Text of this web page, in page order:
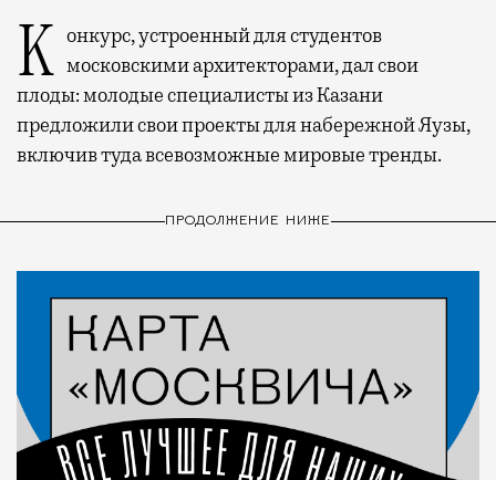
Конкурс, устроенный для студентов московскими архитекторами, дал свои
плоды: молодые специалисты из Казани
предложили свои проекты для набережной Яузы,
включив туда всевозможные мировые тренды.
ПРОДОЛЖЕНИЕ НИЖЕ